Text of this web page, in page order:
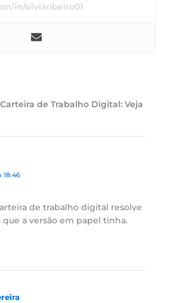
in/silviaribeiro01
de Trabalho Digital: Veja
18:46
de trabalho digital resolve
a versão em papel tinha.